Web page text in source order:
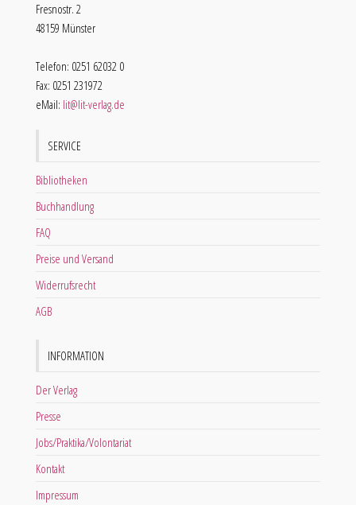
Fresnostr. 2
48159 Münster
Telefon: 0251 62032 0
Fax: 0251 231972
eMail: lit@lit-verlag.de
SERVICE
Bibliotheken
Buchhandlung
FAQ
Preise und Versand
Widerrufsrecht
AGB
INFORMATION
Der Verlag
Presse
Jobs/Praktika/Volontariat
Kontakt
Impressum